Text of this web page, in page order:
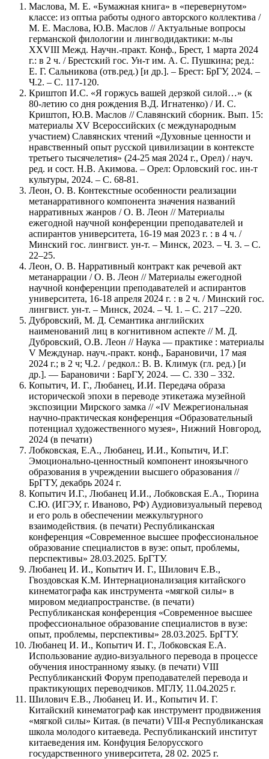
Маслова, М. Е. «Бумажная книга» в «перевернутом»
классе: из оптыа работы одного авторского коллектива /
М. Е. Маслова, Ю.В. Маслов // Актуальные вопросы
германской филологии и лингводидактики: м-лы
XXVIII Межд. Научн.-практ. Конф., Брест, 1 марта 2024
г.: в 2 ч. / Брестский гос. Ун-т им. А. С. Пушкина; ред.:
Е. Г. Сальникова (отв.ред.) [и др.]. – Брест: БрГУ, 2024. –
Ч.2. – С. 117-120.
Криштоп И.С. «Я горжусь вашей дерзкой силой…» (к
80-летию со дня рождения В.Д. Игнатенко) / И. С.
Криштоп, Ю.В. Маслов // Славянский сборник. Вып. 15:
материалы XV Всероссийских (с международным
участием) Славянских чтений «Духовные ценности и
нравственный опыт русской цивилизации в контексте
третьего тысячелетия» (24-25 мая 2024 г., Орел) / науч.
ред. и сост. Н.В. Акимова. – Орел: Орловский гос. ин-т
культуры, 2024. – С. 68-81.
Леон, О. В. Контекстные особенности реализации
метанарративного компонента значения названий
нарративных жанров / О. В. Леон // Материалы
ежегодной научной конференции преподавателей и
аспирантов университета, 16-19 мая 2023 г. : в 4 ч. /
Минский гос. лингвист. ун-т. – Минск, 2023. – Ч. 3. – С.
22–25.
Леон, О. В. Нарративный контракт как речевой акт
метанаррации / О. В. Леон // Материалы ежегодной
научной конференции преподавателей и аспирантов
университета, 16-18 апреля 2024 г. : в 2 ч. / Минский гос.
лингвист. ун-т. – Минск, 2024. – Ч. 1. – С. 217 –220.
Дубровский, М. Д. Семантика английских
наименований лиц в когнитивном аспекте // М. Д.
Дубровский, О.В. Леон // Наука — практике : материалы
V Междунар. науч.-практ. конф., Барановичи, 17 мая
2024 г.; в 2 ч; Ч.2. / редкол.: В. В. Климук (гл. ред.) [и
др.]. — Барановичи : БарГУ, 2024. — С. 330 – 332.
Копытич, И. Г., Любанец, И.И. Передача образа
исторической эпохи в переводе этикетажа музейной
экспозиции Мирского замка // «IV Межрегиональная
научно-практическая конференция «Образовательный
потенциал художественного музея», Нижний Новгород,
2024 (в печати)
Лобковская, Е.А., Любанец, И.И., Копытич, И.Г.
Эмоционально-ценностный компонент иноязычного
образования в учреждении высшего образования //
БрГТУ, декабрь 2024 г.
Копытич И.Г., Любанец И.И., Лобковская Е.А., Тюрина
С.Ю. (ИГЭУ, г. Иваново, РФ) Аудиовизуальный перевод
и его роль в обеспечении межкультурного
взаимодействия. (в печати) Республиканская
конференция «Современное высшее профессиональное
образование специалистов в вузе: опыт, проблемы,
перспективы» 28.03.2025. БрГТУ.
Любанец И. И., Копытич И. Г., Шилович Е.В.,
Гвоздовская К.М. Интернационализация китайского
кинематографа как инструмента «мягкой силы» в
мировом медиапространстве. (в печати)
Республиканская конференция «Современное высшее
профессиональное образование специалистов в вузе:
опыт, проблемы, перспективы» 28.03.2025. БрГТУ.
Любанец И. И., Копытич И. Г., Лобковская Е.А.
Использование аудио-визуального перевода в процессе
обучения иностранному языку. (в печати) VIII
Республиканский Форум преподавателей перевода и
практикующих переводчиков. МГЛУ, 11.04.2025 г.
Шилович Е.В., Любанец И. И., Копытич И. Г.
Китайский кинематограф как инструмент продвижения
«мягкой силы» Китая. (в печати) VIII-я Республиканская
школа молодого китаеведа. Республиканский институт
китаеведения им. Конфуция Белорусского
государственного университета, 28 02. 2025 г.